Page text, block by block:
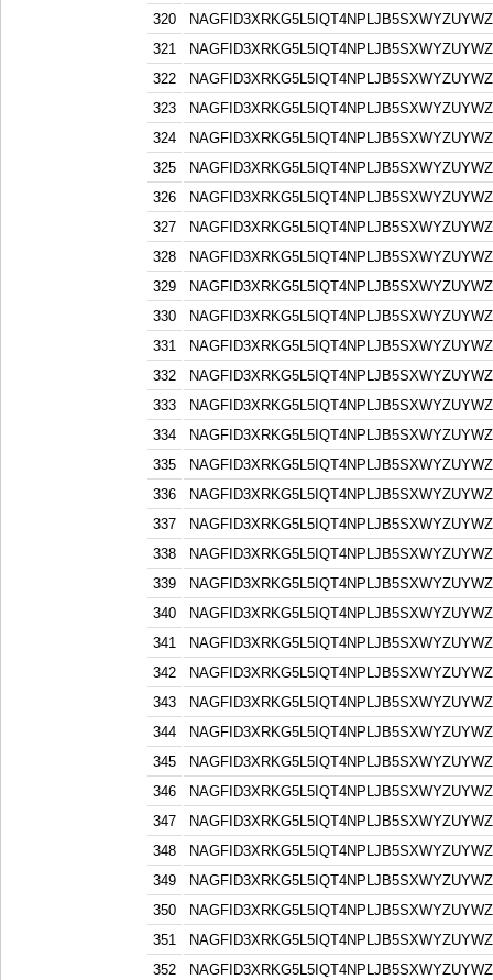
320
321
322
323
324
325
326
327
328
329
330
331
332
333
334
335
336
337
338
339
340
341
342
343
344
345
346
347
348
349
350
351
352